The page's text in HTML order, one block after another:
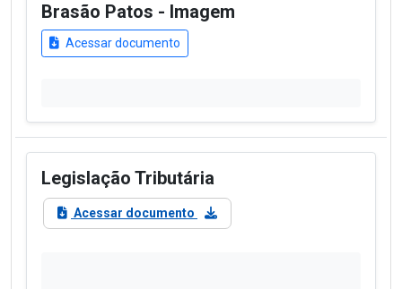
Brasão Patos - Imagem
Acessar documento
Legislação Tributária
Acessar documento